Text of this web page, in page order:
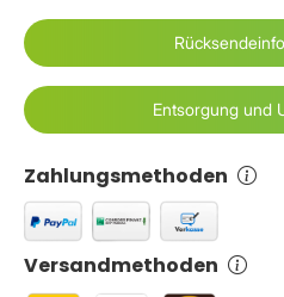
Zahlungsmethoden
Versandmethoden
Entsorgung und